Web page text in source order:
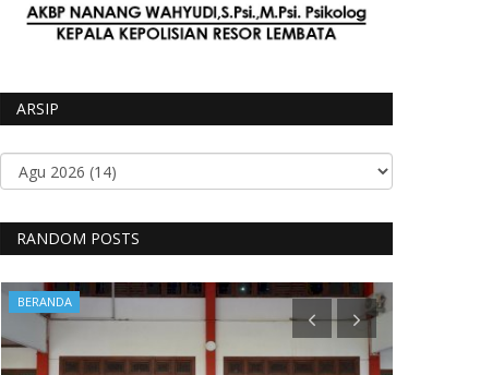
ARSIP
RANDOM POSTS
BERANDA